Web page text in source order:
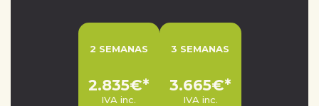
2 SEMANAS
2.835€*
IVA inc.
3 SEMANAS
3.665€*
IVA inc.